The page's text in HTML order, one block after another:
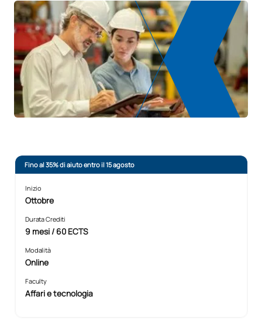
Fino al 35% di aiuto entro il 15 agosto
Inizio
Ottobre
Durata Crediti
9 mesi / 60 ECTS
Modalità
Online
Faculty
Affari e tecnologia